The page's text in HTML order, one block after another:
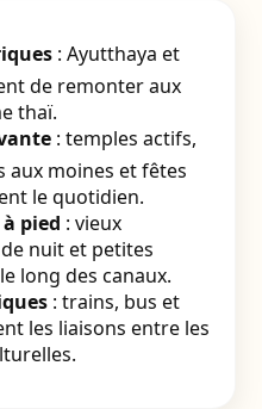
: Ayutthaya et
de remonter aux
thaï.
: temples actifs,
aux moines et fêtes
le quotidien.
pied : vieux
nuit et petites
long des canaux.
: trains, bus et
les liaisons entre les